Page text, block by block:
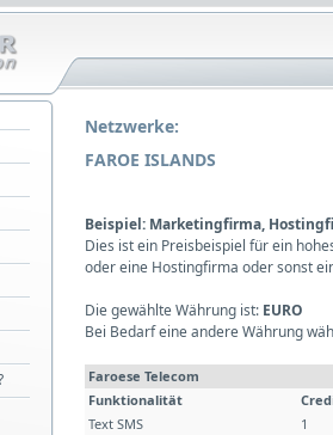
Netzwerke:
FAROE ISLANDS
Beispiel: Marketingfirma,
Dies ist ein Preisbeispiel für ein
oder eine Hostingfirma oder sonst
Die gewählte Währung ist: EURO
Bei Bedarf eine andere Währung
Faroese Telecom
Funktionalität
Text SMS
1